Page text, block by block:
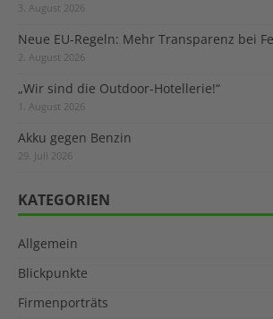
3. August 2026
Neue EU-Regeln: Mehr Transparenz bei
2. August 2026
„Wir sind die Outdoor-Hotellerie!“
1. August 2026
Akku gegen Benzin
29. Juli 2026
KATEGORIEN
Allgemein
Blickpunkte
Firmenporträts